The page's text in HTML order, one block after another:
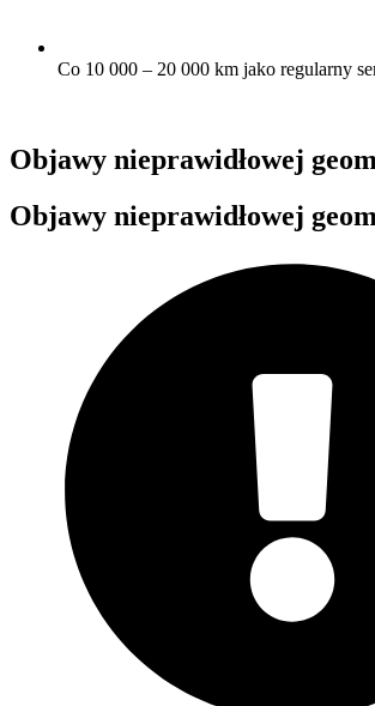
Co 10 000 – 20 000 km jako regularny
Objawy nieprawidłowej
Objawy nieprawidłowej